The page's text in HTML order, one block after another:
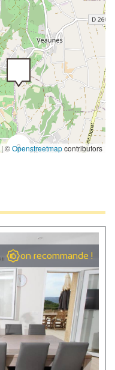
3
| ©Openstreetmapcontributors
on recommande !